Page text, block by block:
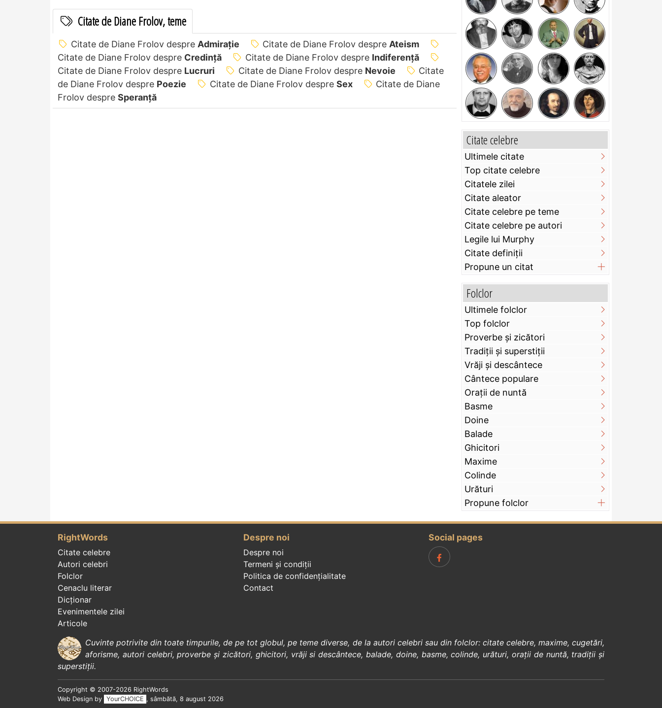
Citate de Diane Frolov, teme
Citate de Diane Frolov despre Admirație Citate de Diane Frolov despre Ateism
Citate de Diane Frolov despre Credință Citate de Diane Frolov despre Indiferență
Citate de Diane Frolov despre Lucruri Citate de Diane Frolov despre Nevoie
Citate
de Diane Frolov despre Poezie Citate de Diane Frolov despre Sex
Citate de Diane
Frolov despre Speranță
Citate celebre
Ultimele citate
Top citate celebre
Citatele zilei
Citate aleator
Citate celebre pe teme
Citate celebre pe autori
Legile lui Murphy
Citate definiţii
Propune un citat
Folclor
Ultimele folclor
Top folclor
Proverbe și zicători
Tradiții și superstiții
Vrăji și descântece
Cântece populare
Orații de nuntă
Basme
Doine
Balade
Ghicitori
Maxime
Colinde
Urături
Propune folclor
RightWords
Citate celebre
Autori celebri
Folclor
Cenaclu literar
Dicționar
Evenimentele zilei
Articole
Despre noi
Despre noi
Termeni și condiții
Politica de confidenţialitate
Contact
Social pages
Cuvinte potrivite din toate timpurile, de pe tot globul, pe teme diverse, de la autori celebrisau din folclor: citate celebre, maxime,cugetări,
aforisme, autori celebri,proverbe și zicători, ghicitori, vrăji si descântece, balade, doine, basme,colinde, urături, orații de nuntă, tradiții și
superstiții.
Copyright © 2007-2026 RightWords
Web Design by
YourCHOICE , sâmbătă, 8 august 2026